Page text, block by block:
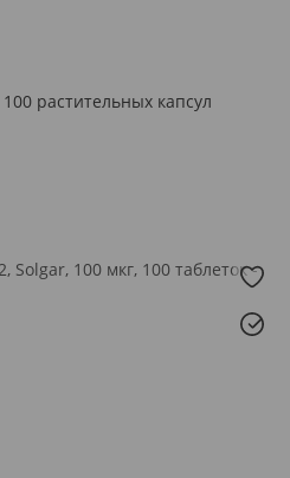
растительных капсул